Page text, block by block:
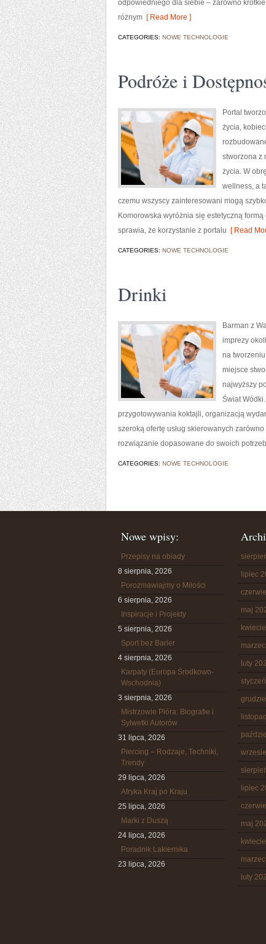
odpowiedniego dla siebie – zarówno
różnym [ Read More ]
CATEGORIES: NOWE TECHNOLOGIE
Podróże i
Portal
życia,
stworzona z
życia. W
wellness, a
czemu wszyscy zainteresowani mogą
Komorowska wyróżnia się estetyczną
sprawia, że korzystanie z portalu [ Read
CATEGORIES: NOWE TECHNOLOGIE
Drinki
Barman z
imprezy
na
miejsce
najwyższy
Świat
przygotowywania koktajli, organizacją
szeroką ofertę usług skierowanych
rozwiązanie dopasowane do swoich
CATEGORIES: NOWE TECHNOLOGIE
Nowe wpisy:
Przepisy na obiady
8 sierpnia, 2026
Porozmawiajmy o Miłości
6 sierpnia, 2026
Inspiracje i Projekty
5 sierpnia, 2026
Sport bez Barier
4 sierpnia, 2026
Karpaty (Europa Środkowo-
Wschodnia)
3 sierpnia, 2026
Mistrzowie Pióra: Biografie i
Sylwetki Autorów
31 lipca, 2026
Piercing – Rodzaje, Techniki,
Trendy
29 lipca, 2026
Afryka Kraj po Kraju
25 lipca, 2026
Marki z Duszą
24 lipca, 2026
Poradnik Lakiernika
23 lipca, 2026
lipiec
maj
luty
lipiec
maj
luty